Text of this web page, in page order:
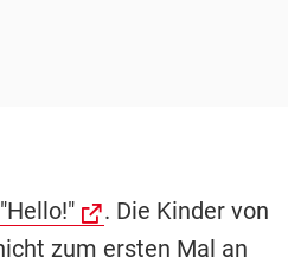
. Die Kinder von
zum ersten Mal an